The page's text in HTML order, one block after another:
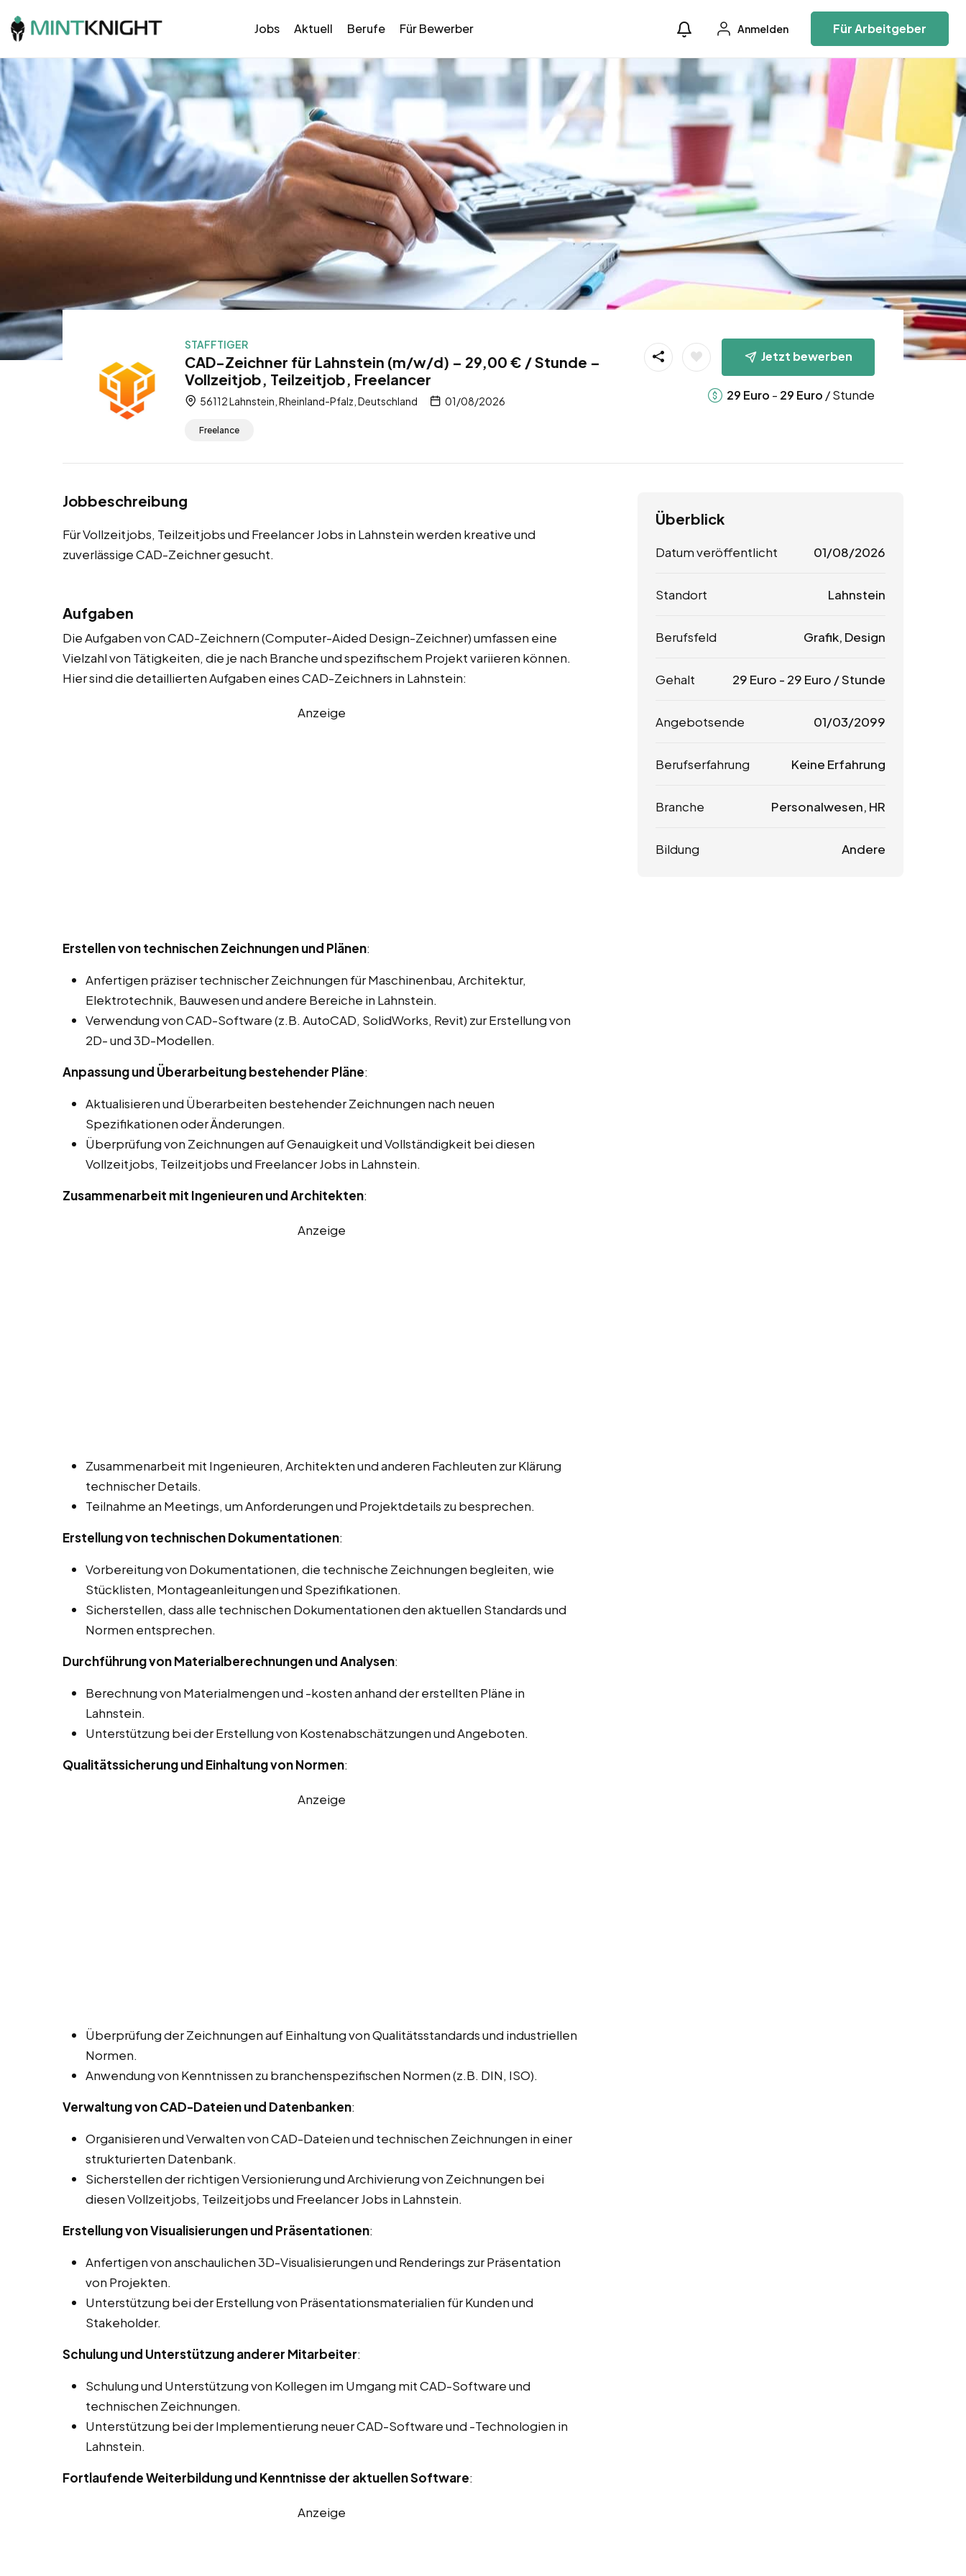
Jobs Aktuell Berufe Für Bewerber Anmelden Für Arbeitgeber
STAFFTIGER
CAD-Zeichner für Lahnstein (m/w/d) – 29,00 € / Stunde –
Vollzeitjob, Teilzeitjob, Freelancer
56112 Lahnstein, Rheinland-Pfalz, Deutschland 01/08/2026
Freelance
Jetzt bewerben
29 Euro - 29 Euro / Stunde
Jobbeschreibung
Für Vollzeitjobs, Teilzeitjobs und Freelancer Jobs in Lahnstein werden kreative und
zuverlässige CAD-Zeichner gesucht.
Aufgaben
Die Aufgaben von CAD-Zeichnern (Computer-Aided Design-Zeichner) umfassen eine
Vielzahl von Tätigkeiten, die je nach Branche und spezifischem Projekt variieren können.
Hier sind die detaillierten Aufgaben eines CAD-Zeichners in Lahnstein:
Anzeige
Erstellen von technischen Zeichnungen und Plänen:
Anfertigen präziser technischer Zeichnungen für Maschinenbau, Architektur,
Elektrotechnik, Bauwesen und andere Bereiche in Lahnstein.
Verwendung von CAD-Software (z.B. AutoCAD, SolidWorks, Revit) zur Erstellung von
2D- und 3D-Modellen.
Anpassung und Überarbeitung bestehender Pläne:
Aktualisieren und Überarbeiten bestehender Zeichnungen nach neuen
Spezifikationen oder Änderungen.
Überprüfung von Zeichnungen auf Genauigkeit und Vollständigkeit bei diesen
Vollzeitjobs, Teilzeitjobs und Freelancer Jobs in Lahnstein.
Zusammenarbeit mit Ingenieuren und Architekten:
Anzeige
Zusammenarbeit mit Ingenieuren, Architekten und anderen Fachleuten zur Klärung
technischer Details.
Teilnahme an Meetings, um Anforderungen und Projektdetails zu besprechen.
Erstellung von technischen Dokumentationen:
Vorbereitung von Dokumentationen, die technische Zeichnungen begleiten, wie
Stücklisten, Montageanleitungen und Spezifikationen.
Sicherstellen, dass alle technischen Dokumentationen den aktuellen Standards und
Normen entsprechen.
Durchführung von Materialberechnungen und Analysen:
Berechnung von Materialmengen und -kosten anhand der erstellten Pläne in
Lahnstein.
Unterstützung bei der Erstellung von Kostenabschätzungen und Angeboten.
Qualitätssicherung und Einhaltung von Normen:
Anzeige
Überprüfung der Zeichnungen auf Einhaltung von Qualitätsstandards und industriellen
Normen.
Anwendung von Kenntnissen zu branchenspezifischen Normen (z.B. DIN, ISO).
Verwaltung von CAD-Dateien und Datenbanken:
Organisieren und Verwalten von CAD-Dateien und technischen Zeichnungen in einer
strukturierten Datenbank.
Sicherstellen der richtigen Versionierung und Archivierung von Zeichnungen bei
diesen Vollzeitjobs, Teilzeitjobs und Freelancer Jobs in Lahnstein.
Erstellung von Visualisierungen und Präsentationen:
Anfertigen von anschaulichen 3D-Visualisierungen und Renderings zur Präsentation
von Projekten.
Unterstützung bei der Erstellung von Präsentationsmaterialien für Kunden und
Stakeholder.
Schulung und Unterstützung anderer Mitarbeiter:
Schulung und Unterstützung von Kollegen im Umgang mit CAD-Software und
technischen Zeichnungen.
Unterstützung bei der Implementierung neuer CAD-Software und -Technologien in
Lahnstein.
Fortlaufende Weiterbildung und Kenntnisse der aktuellen Software:
Anzeige
Überblick
Datum veröffentlicht 01/08/2026
Standort Lahnstein
Berufsfeld Grafik, Design
Gehalt 29 Euro - 29 Euro / Stunde
Angebotsende 01/03/2099
Berufserfahrung Keine Erfahrung
Branche Personalwesen, HR
Bildung Andere